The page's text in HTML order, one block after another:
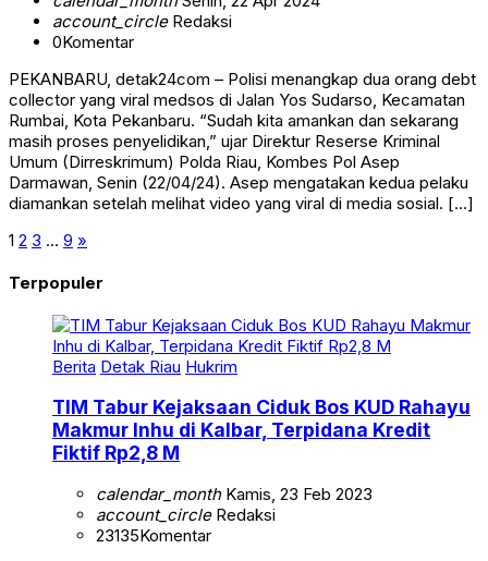
account_circleRedaksi
0Komentar
PEKANBARU, detak24com – Polisi menangkap dua orang debt
collector yang viral medsos di Jalan Yos Sudarso, Kecamatan
Rumbai, Kota Pekanbaru. “Sudah kita amankan dan sekarang
masih proses penyelidikan,” ujar Direktur Reserse Kriminal
Umum (Dirreskrimum) Polda Riau, Kombes Pol Asep
Darmawan, Senin (22/04/24). Asep mengatakan kedua pelaku
diamankan setelah melihat video yang viral di media sosial. […]
1 2 3 … 9 »
Terpopuler
Berita Detak Riau Hukrim
TIM Tabur Kejaksaan Ciduk Bos KUD Rahayu
Makmur Inhu di Kalbar, Terpidana Kredit
Fiktif Rp2,8 M
calendar_monthKamis, 23 Feb 2023
account_circleRedaksi
23135Komentar